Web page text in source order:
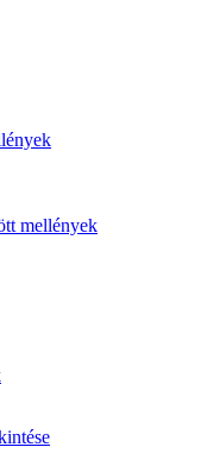
mellények